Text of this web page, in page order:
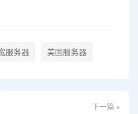
服务器 美国服务器
下一篇 »